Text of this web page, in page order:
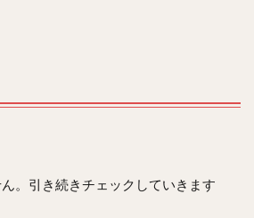
。引き続きチェックしていきます